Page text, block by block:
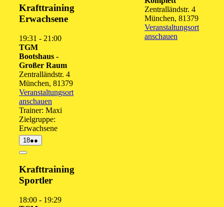
Krafttraining
Erwachsene
19:31 - 21:00
TGM
Bootshaus -
Großer Raum
Zentralländstr. 4
München, 81379
Veranstaltungsort
anschauen
Trainer: Maxi
Zielgruppe:
Erwachsene
Zentralländstr. 4
München, 81379
Veranstaltungsort
anschauen
1818.
August
●●
Veranstaltungen)
Close
Krafttraining
Sportler
18:00 - 19:29